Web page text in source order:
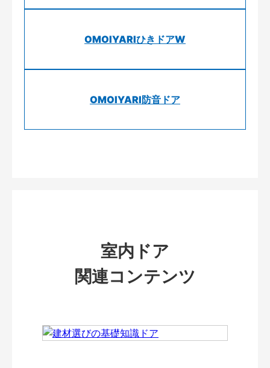
OMOIYARIひきドアW
OMOIYARI防音ドア
室内ドア
関連コンテンツ